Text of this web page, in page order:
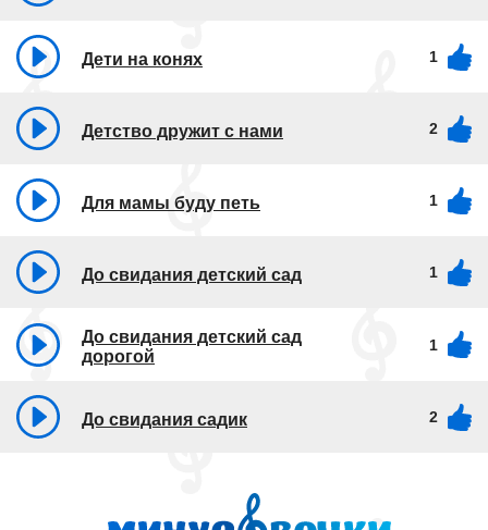
Дети на конях 1
Детство дружит с нами 2
Для мамы буду петь 1
До свидания детский сад 1
До свидания детский сад
дорогой
1
До свидания садик 2